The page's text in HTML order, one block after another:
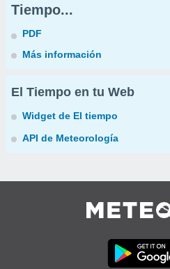
Tiempo...
PDF
Más información
El Tiempo en tu Web
Widget de El tiempo
API de Meteorología